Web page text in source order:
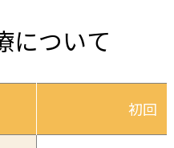
について
初回